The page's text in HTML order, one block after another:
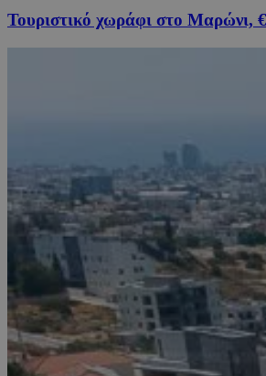
Τουριστικό χωράφι στο Μαρώνι,